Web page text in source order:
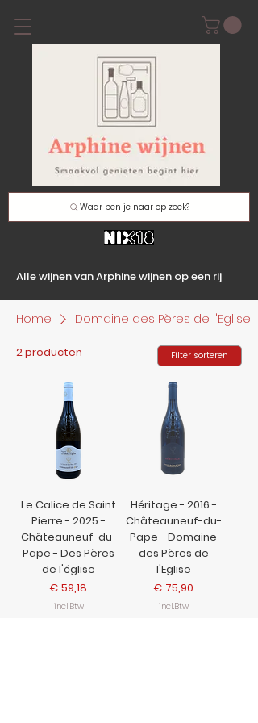
Waar ben je naar op zoek?
Alle wijnen van Arphine wijnen op een rij
Home Domaine des Pères de l'Eglise
2 producten Filter sorteren
Le Calice de Saint
Pierre - 2025 -
Châteauneuf-du-
Pape - Des Pères
de l'église
Prijs
€ 59,18
incl.Btw
Héritage - 2016 -
Châteauneuf-du-
Pape - Domaine
des Pères de
l'Eglise
Prijs
€ 75,90
incl.Btw